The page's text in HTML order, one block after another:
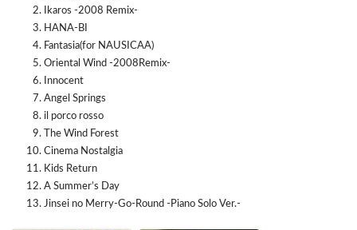
Ikaros -2008 Remix-
HANA-BI
Fantasia(for NAUSICAA)
Oriental Wind -2008Remix-
Innocent
Angel Springs
il porco rosso
The Wind Forest
Cinema Nostalgia
Kids Return
A Summer’s Day
Jinsei no Merry-Go-Round -Piano Solo Ver.-